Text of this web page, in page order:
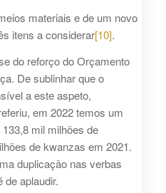
materiais e de um novo
itens a considerar[10].
do reforço do Orçamento
De sublinhar que o
a este aspeto,
em 2022 temos um
mil milhões de
de kwanzas em 2021.
duplicação nas verbas
de aplaudir.